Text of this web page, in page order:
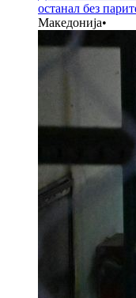
останал без
Македонија•